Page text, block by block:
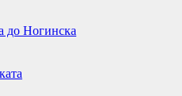
до Ногинска